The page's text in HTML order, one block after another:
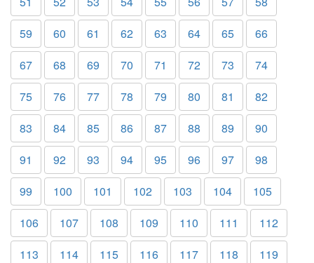
59
60 61 62 63 64 65
66
67
68 69 70 71 72 73
74
75
76 77 78 79 80 81
82
83
84 85 86 87 88 89
90
91
92 93 94 95 96 97
98
99
100 101 102 103 104
105
106
107 108 109 110 111
112
113
114 115 116 117 118
119